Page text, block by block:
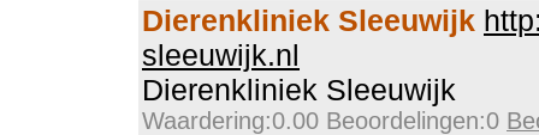
Dierenkliniek Sleeuwijk
sleeuwijk.nl
Dierenkliniek Sleeuwijk
Waardering:0.00 Beoordelingen:0